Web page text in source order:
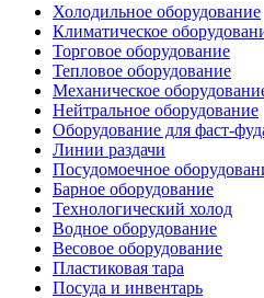
Холодильное оборудование
Климатическое
Торговое оборудование
Тепловое оборудование
Механическое
Нейтральное оборудование
Оборудование для фаст-
Линии раздачи
Посудомоечное
Барное оборудование
Технологический холод
Водное оборудование
Весовое оборудование
Пластиковая тара
Посуда и инвентарь